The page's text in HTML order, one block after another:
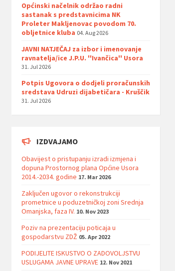
Općinski načelnik održao radni
sastanak s predstavnicima NK
Proleter Makljenovac povodom 70.
obljetnice kluba 04. Aug 2026
JAVNI NATJEČAJ za izbor i imenovanje
ravnatelja/ice J.P.U. ''Ivančica'' Usora
31. Jul 2026
Potpis Ugovora o dodjeli proračunskih
sredstava Udruzi dijabetičara - Kruščik
31. Jul 2026
IZDVAJAMO
Obavijest o pristupanju izradi izmjena i
dopuna Prostornog plana Općine Usora
2014.-2034. godine 17. Mar 2026
Zaključen ugovor o rekonstrukciji
prometnice u poduzetničkoj zoni Srednja
Omanjska, faza IV. 10. Nov 2023
Poziv na prezentaciju poticaja u
gospodarstvu ZDŽ 05. Apr 2022
PODIJELITE ISKUSTVO O ZADOVOLJSTVU
USLUGAMA JAVNE UPRAVE 12. Nov 2021